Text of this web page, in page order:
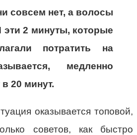
совсем нет, а волосы
2 минуты, которые
потратить на
медленно
20 минут.
оказывается топовой,
советов, как быстро